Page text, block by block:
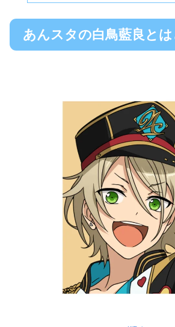
あんスタの白鳥藍良とは